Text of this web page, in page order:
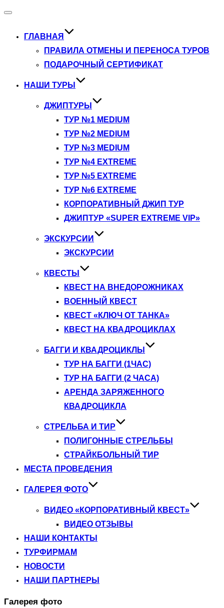
Переключить
ГЛАВНАЯ
ПРАВИЛА ОТМЕНЫ И ПЕРЕНОСА ТУРОВ
ПОДАРОЧНЫЙ СЕРТИФИКАТ
НАШИ ТУРЫ
ДЖИПТУРЫ
ТУР №1 MEDIUM
ТУР №2 MEDIUM
ТУР №3 MEDIUM
ТУР №4 EXTREME
ТУР №5 EXTREME
ТУР №6 EXTREME
КОРПОРАТИВНЫЙ ДЖИП ТУР
ДЖИПТУР «SUPER EXTREME VIP»
ЭКСКУРСИИ
ЭКСКУРСИИ
КВЕСТЫ
КВЕСТ НА ВНЕДОРОЖНИКАХ
ВОЕННЫЙ КВЕСТ
КВЕСТ «КЛЮЧ ОТ ТАНКА»
КВЕСТ НА КВАДРОЦИКЛАХ
БАГГИ И КВАДРОЦИКЛЫ
ТУР НА БАГГИ (1ЧАС)
ТУР НА БАГГИ (2 ЧАСА)
АРЕНДА ЗАРЯЖЕННОГО
КВАДРОЦИКЛА
СТРЕЛЬБА И ТИР
ПОЛИГОННЫЕ СТРЕЛЬБЫ
СТРАЙКБОЛЬНЫЙ ТИР
МЕСТА ПРОВЕДЕНИЯ
ГАЛЕРЕЯ ФОТО
ВИДЕО «КОРПОРАТИВНЫЙ КВЕСТ»
ВИДЕО ОТЗЫВЫ
НАШИ КОНТАКТЫ
ТУРФИРМАМ
НОВОСТИ
НАШИ ПАРТНЕРЫ
Галерея фото